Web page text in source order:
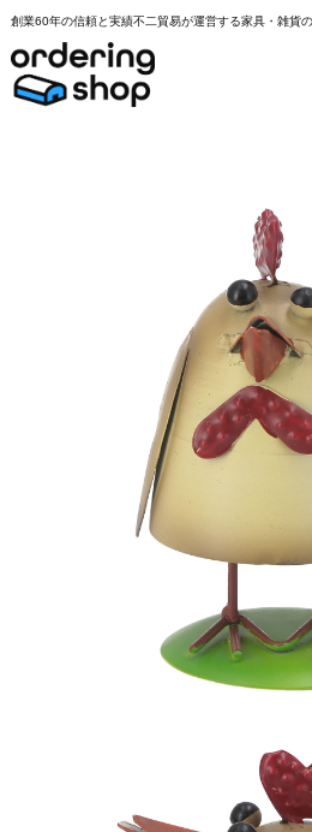
創業60年の信頼と実績不二貿易が運営する家具・雑貨